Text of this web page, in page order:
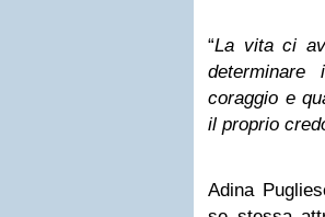
“La vita ci
coraggio e
il proprio
Adina